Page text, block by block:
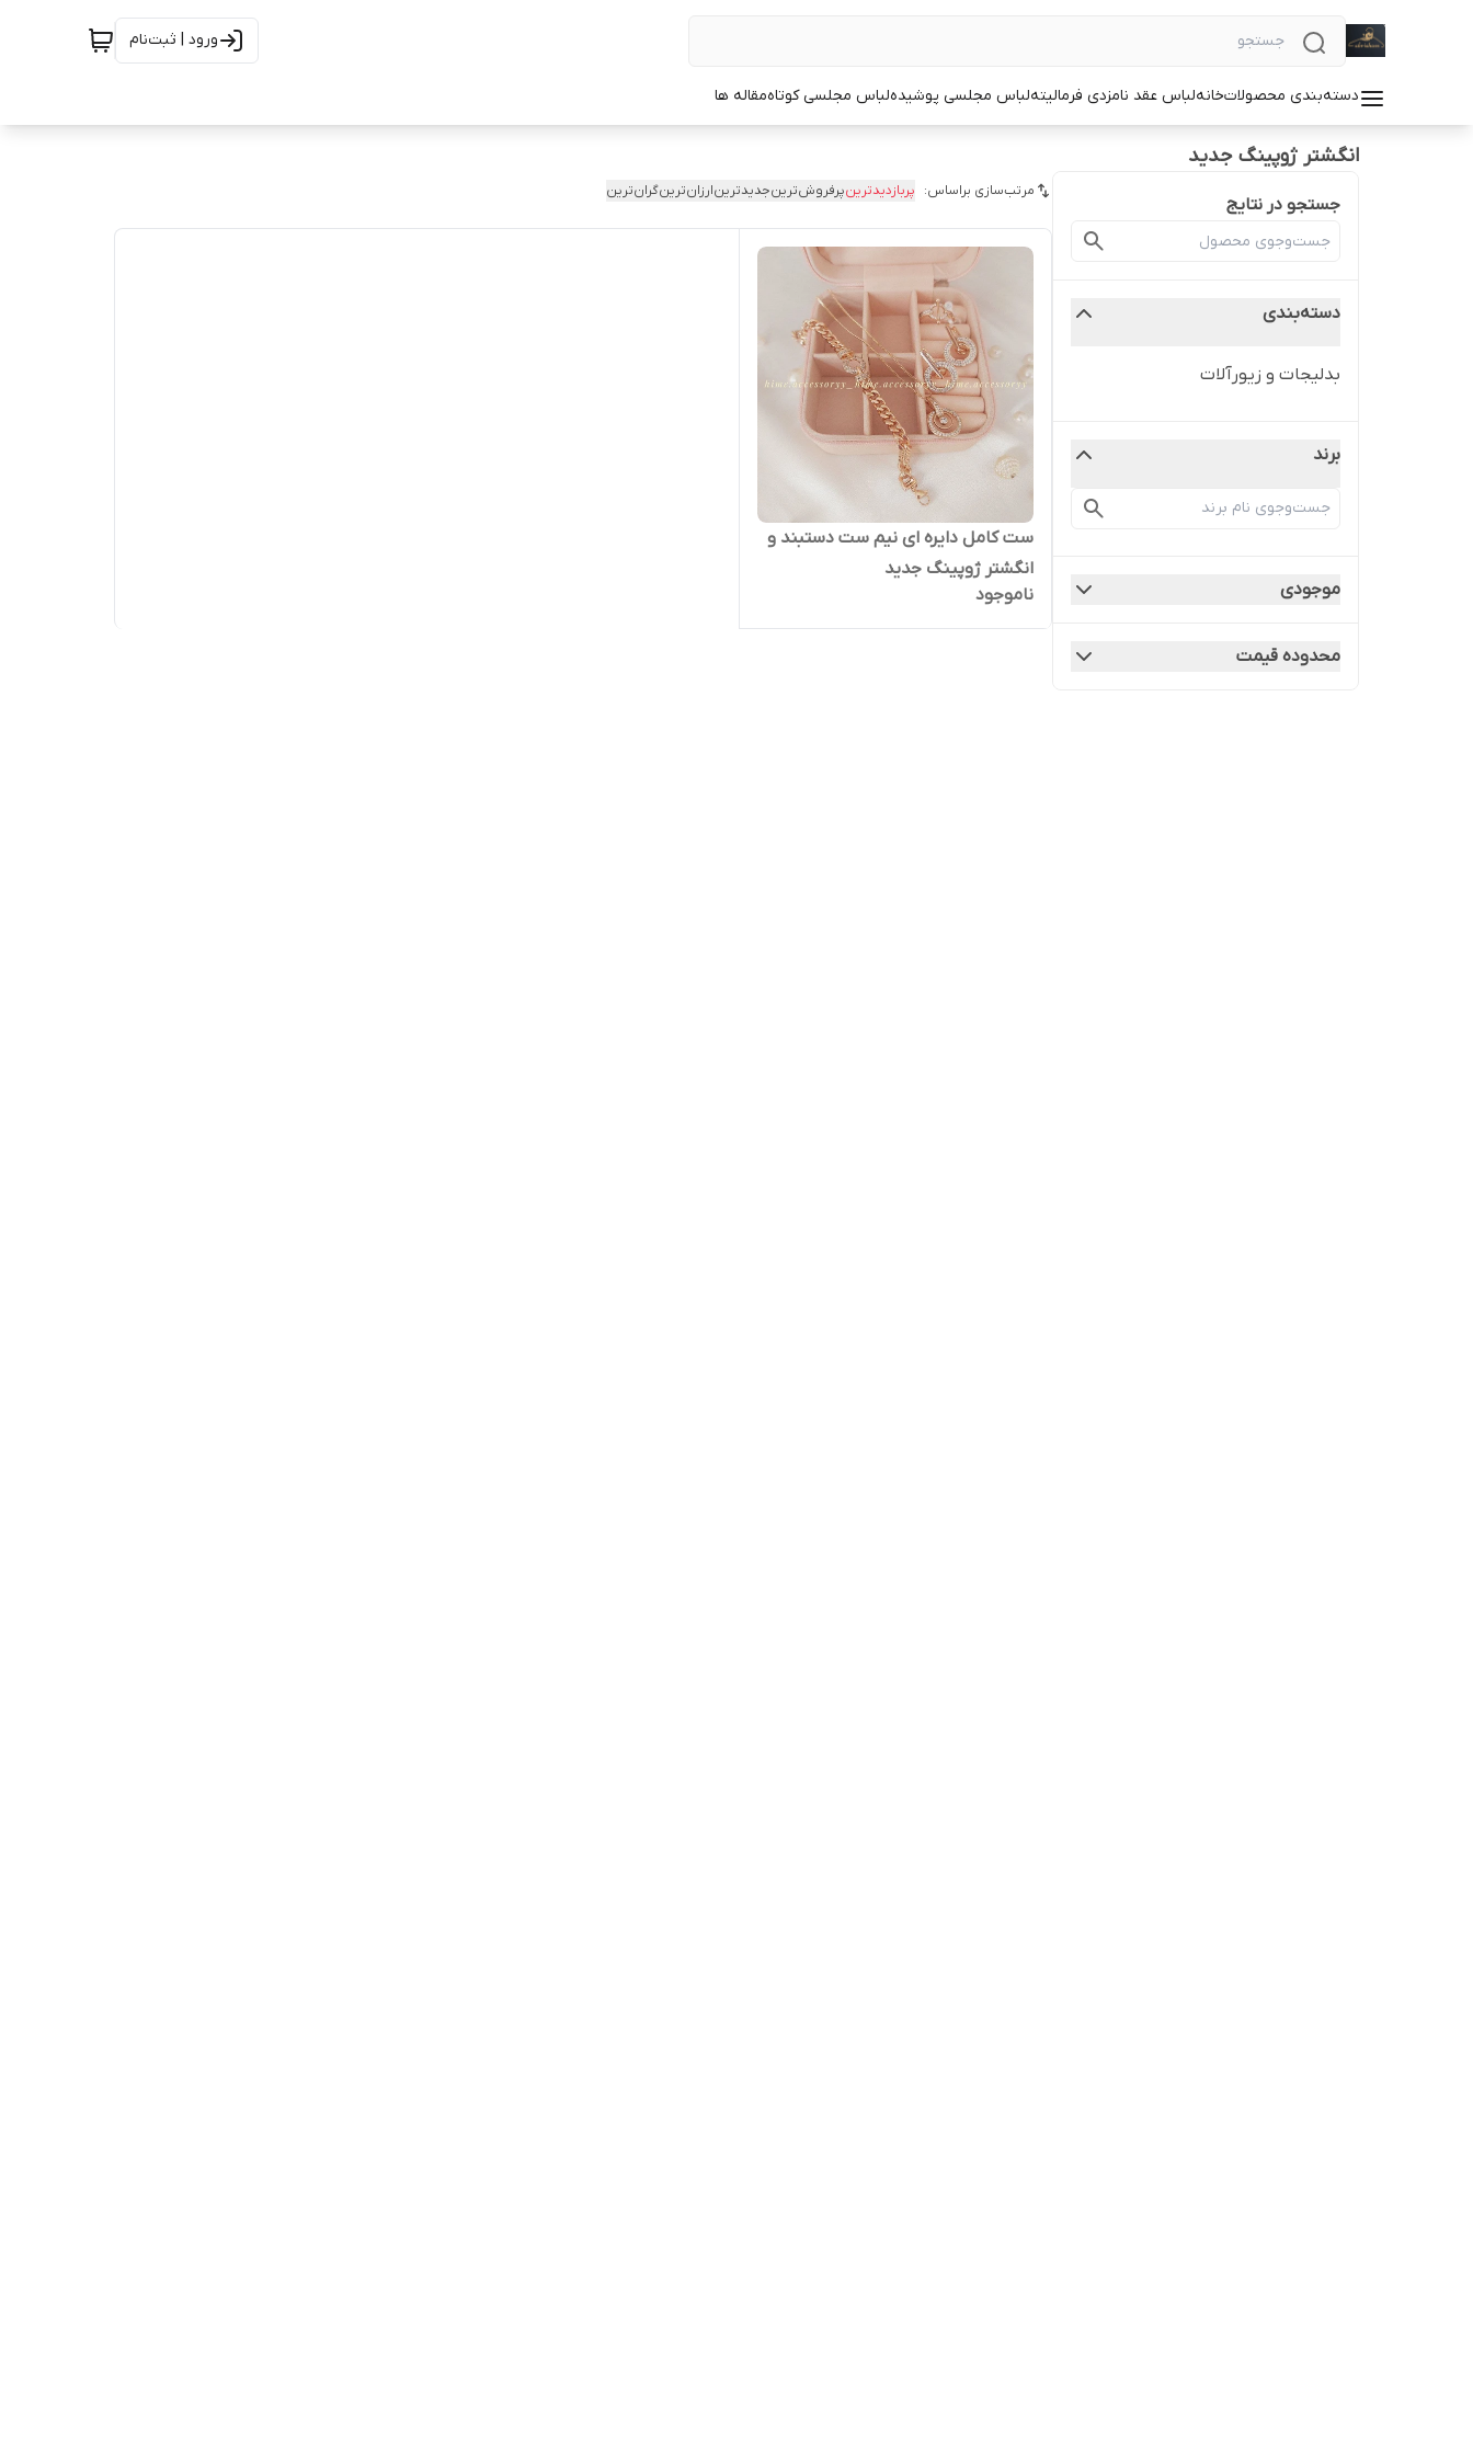
ورود | ثبت‌نام
دسته‌بندی محصولاتخانهلباس عقد نامزدی فرمالیتهلباس مجلسی پوشیدهلباس مجلسی کوتاهمقاله ها
انگشتر ژوپینگ جدید
جستجو در نتایج
دسته‌بندی
بدلیجات و زیورآلات
برند
موجودی
محدوده قیمت
مرتب‌سازی براساس: پربازدیدترینپرفروش‌ترینجدیدترینارزان‌ترینگران‌ترین
ست کامل دایره ای نیم ست دستبند و
انگشتر ژوپینگ جدید
ناموجود